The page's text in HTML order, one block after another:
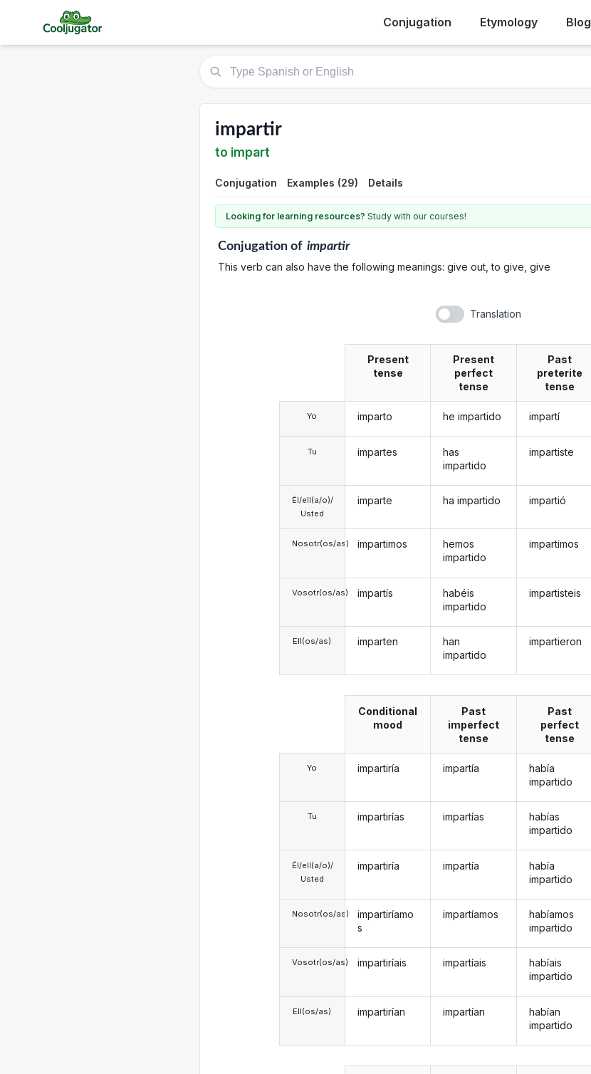
Conjugation Etymology Blog
impartir
to impart
Conjugation Examples (29) Details
Looking for learning resources? Study with our courses!
Conjugationof impartir
This verb can also have the following meanings: give out, to give, give
Translation
Yo
Tu
Él/ell(a/o)/
Usted
Nosotr(os/as)
Vosotr(os/as)
Ell(os/as)
Present
tense
imparto
impartes
imparte
impartimos
impartís
imparten
Present
perfect
tense
he impartido
has
impartido
ha impartido
hemos
impartido
habéis
impartido
han
impartido
Past
preterite
tense
impartí
impartiste
impartió
impartimos
impartisteis
impartieron
Yo
Tu
Él/ell(a/o)/
Usted
Nosotr(os/as)
Vosotr(os/as)
Ell(os/as)
Conditional
mood
impartiría
impartirías
impartiría
impartiríamo
s
impartiríais
impartirían
Past
imperfect
tense
impartía
impartías
impartía
impartíamos
impartíais
impartían
Past
perfect
tense
había
impartido
habías
impartido
había
impartido
habíamos
impartido
habíais
impartido
habían
impartido